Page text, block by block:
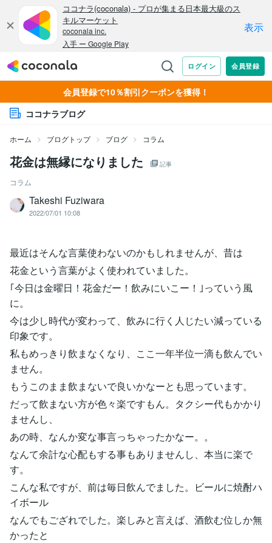
会員登録で10％割引クーポンを獲得！
ココナラブログ
ホーム ブログトップ ブログ コラム
花金は無縁になりました 記事
コラム
Takeshi Fuziwara
2022/07/01 10:08
最近はそんな言葉使わないのかもしれませんが、昔は
花金という言葉がよく使われていました。
｢今日は金曜日！花金だー！飲みにいこー！｣っていう風
に。
今は少し時代が変わって、飲みに行く人じたい減っている
印象です。
私もめっきり飲まなくなり、ここ一年半位一滴も飲んでい
ません。
もうこのまま飲まないで良いかなーとも思っています。
だって飲まない方が色々楽ですもん。タクシー代もかかり
ませんし、
あの時、なんか変な事言っちゃったかなー。。
なんて余計な心配もする事もありませんし、本当に楽で
す。
こんな私ですが、前は毎日飲んでました。ビールに焼酎ハ
イボール
なんでもござれでした。楽しみと言えば、酒飲む位しか無
かったと